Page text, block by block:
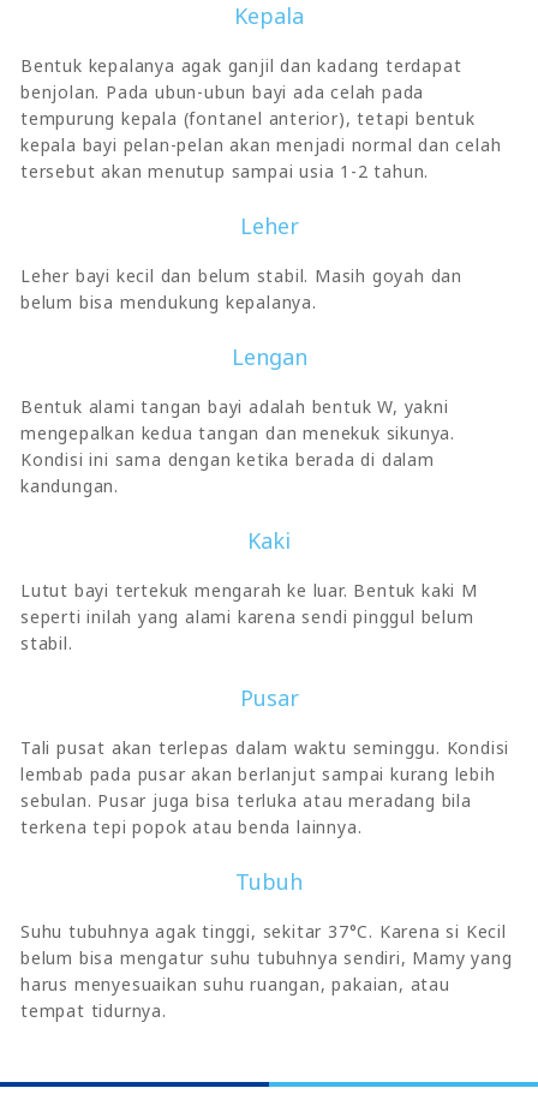
Kepala
Bentuk kepalanya agak ganjil dan kadang terdapat
benjolan. Pada ubun-ubun bayi ada celah pada
tempurung kepala (fontanel anterior), tetapi bentuk
kepala bayi pelan-pelan akan menjadi normal dan celah
tersebut akan menutup sampai usia 1-2 tahun.
Leher
Leher bayi kecil dan belum stabil. Masih goyah dan
belum bisa mendukung kepalanya.
Lengan
Bentuk alami tangan bayi adalah bentuk W, yakni
mengepalkan kedua tangan dan menekuk sikunya.
Kondisi ini sama dengan ketika berada di dalam
kandungan.
Kaki
Lutut bayi tertekuk mengarah ke luar. Bentuk kaki M
seperti inilah yang alami karena sendi pinggul belum
stabil.
Pusar
Tali pusat akan terlepas dalam waktu seminggu. Kondisi
lembab pada pusar akan berlanjut sampai kurang lebih
sebulan. Pusar juga bisa terluka atau meradang bila
terkena tepi popok atau benda lainnya.
Tubuh
Suhu tubuhnya agak tinggi, sekitar 37°C. Karena si Kecil
belum bisa mengatur suhu tubuhnya sendiri, Mamy yang
harus menyesuaikan suhu ruangan, pakaian, atau
tempat tidurnya.